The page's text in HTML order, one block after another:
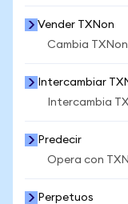
Vender TXNon
Cambia
Intercambiar
Intercambia
Predecir
Opera con
Perpetuos